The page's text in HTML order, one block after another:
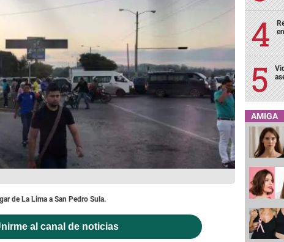
de La Lima a San Pedro Sula.
al canal de noticias
AMIGA